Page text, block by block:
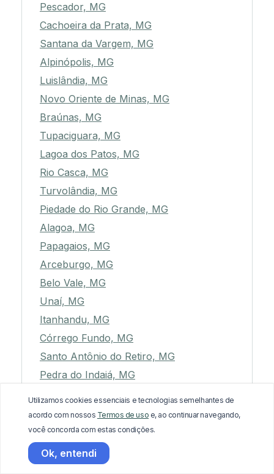
Pescador, MG
Cachoeira da Prata, MG
Santana da Vargem, MG
Alpinópolis, MG
Luislândia, MG
Novo Oriente de Minas, MG
Braúnas, MG
Tupaciguara, MG
Lagoa dos Patos, MG
Rio Casca, MG
Turvolândia, MG
Piedade do Rio Grande, MG
Alagoa, MG
Papagaios, MG
Arceburgo, MG
Belo Vale, MG
Unaí, MG
Itanhandu, MG
Córrego Fundo, MG
Santo Antônio do Retiro, MG
Pedra do Indaiá, MG
São Tomé das Letras, MG
Orizânia, MG
Curral de Dentro, MG
Inimutaba, MG
Utilizamos cookies essenciais e tecnologias semelhantes de
acordo com nossos Termos de uso e, ao continuar navegando,
você concorda com estas condições.
Ok, entendi